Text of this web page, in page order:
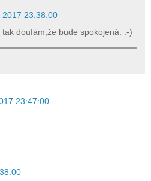
2017 23:38:00
doufám,že bude spokojená. :-)
23:47:00